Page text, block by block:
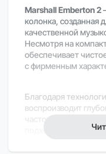
Marshall Emberton 2
колонка, созданная
качественной
Несмотря на
обеспечивает
с фирменным
Благодаря
воспроизводит
частоты и яркие
подходит для